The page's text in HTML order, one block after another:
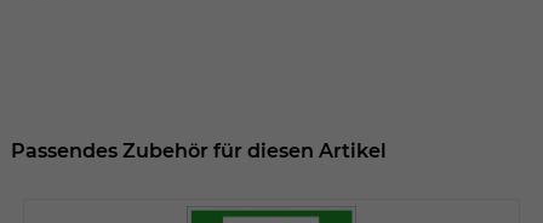
Passendes Zubehör für diesen Artikel